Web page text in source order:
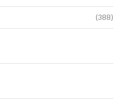
(388)